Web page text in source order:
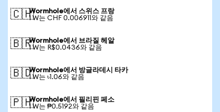
🇨🇭Wormhole에서 스위스 프랑
1 W는 CHF 0.006911와 같음
🇧🇷Wormhole에서 브라질 헤알
1 W는 R$0.0436와 같음
🇧🇩Wormhole에서 방글라데시 타카
1 W는 ৳1.06와 같음
🇵🇭Wormhole에서 필리핀 페소
1 W는 ₱0.5192와 같음